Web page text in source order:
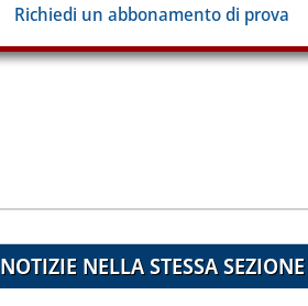
Richiedi un abbonamento di prova
NOTIZIE NELLA STESSA SEZIONE